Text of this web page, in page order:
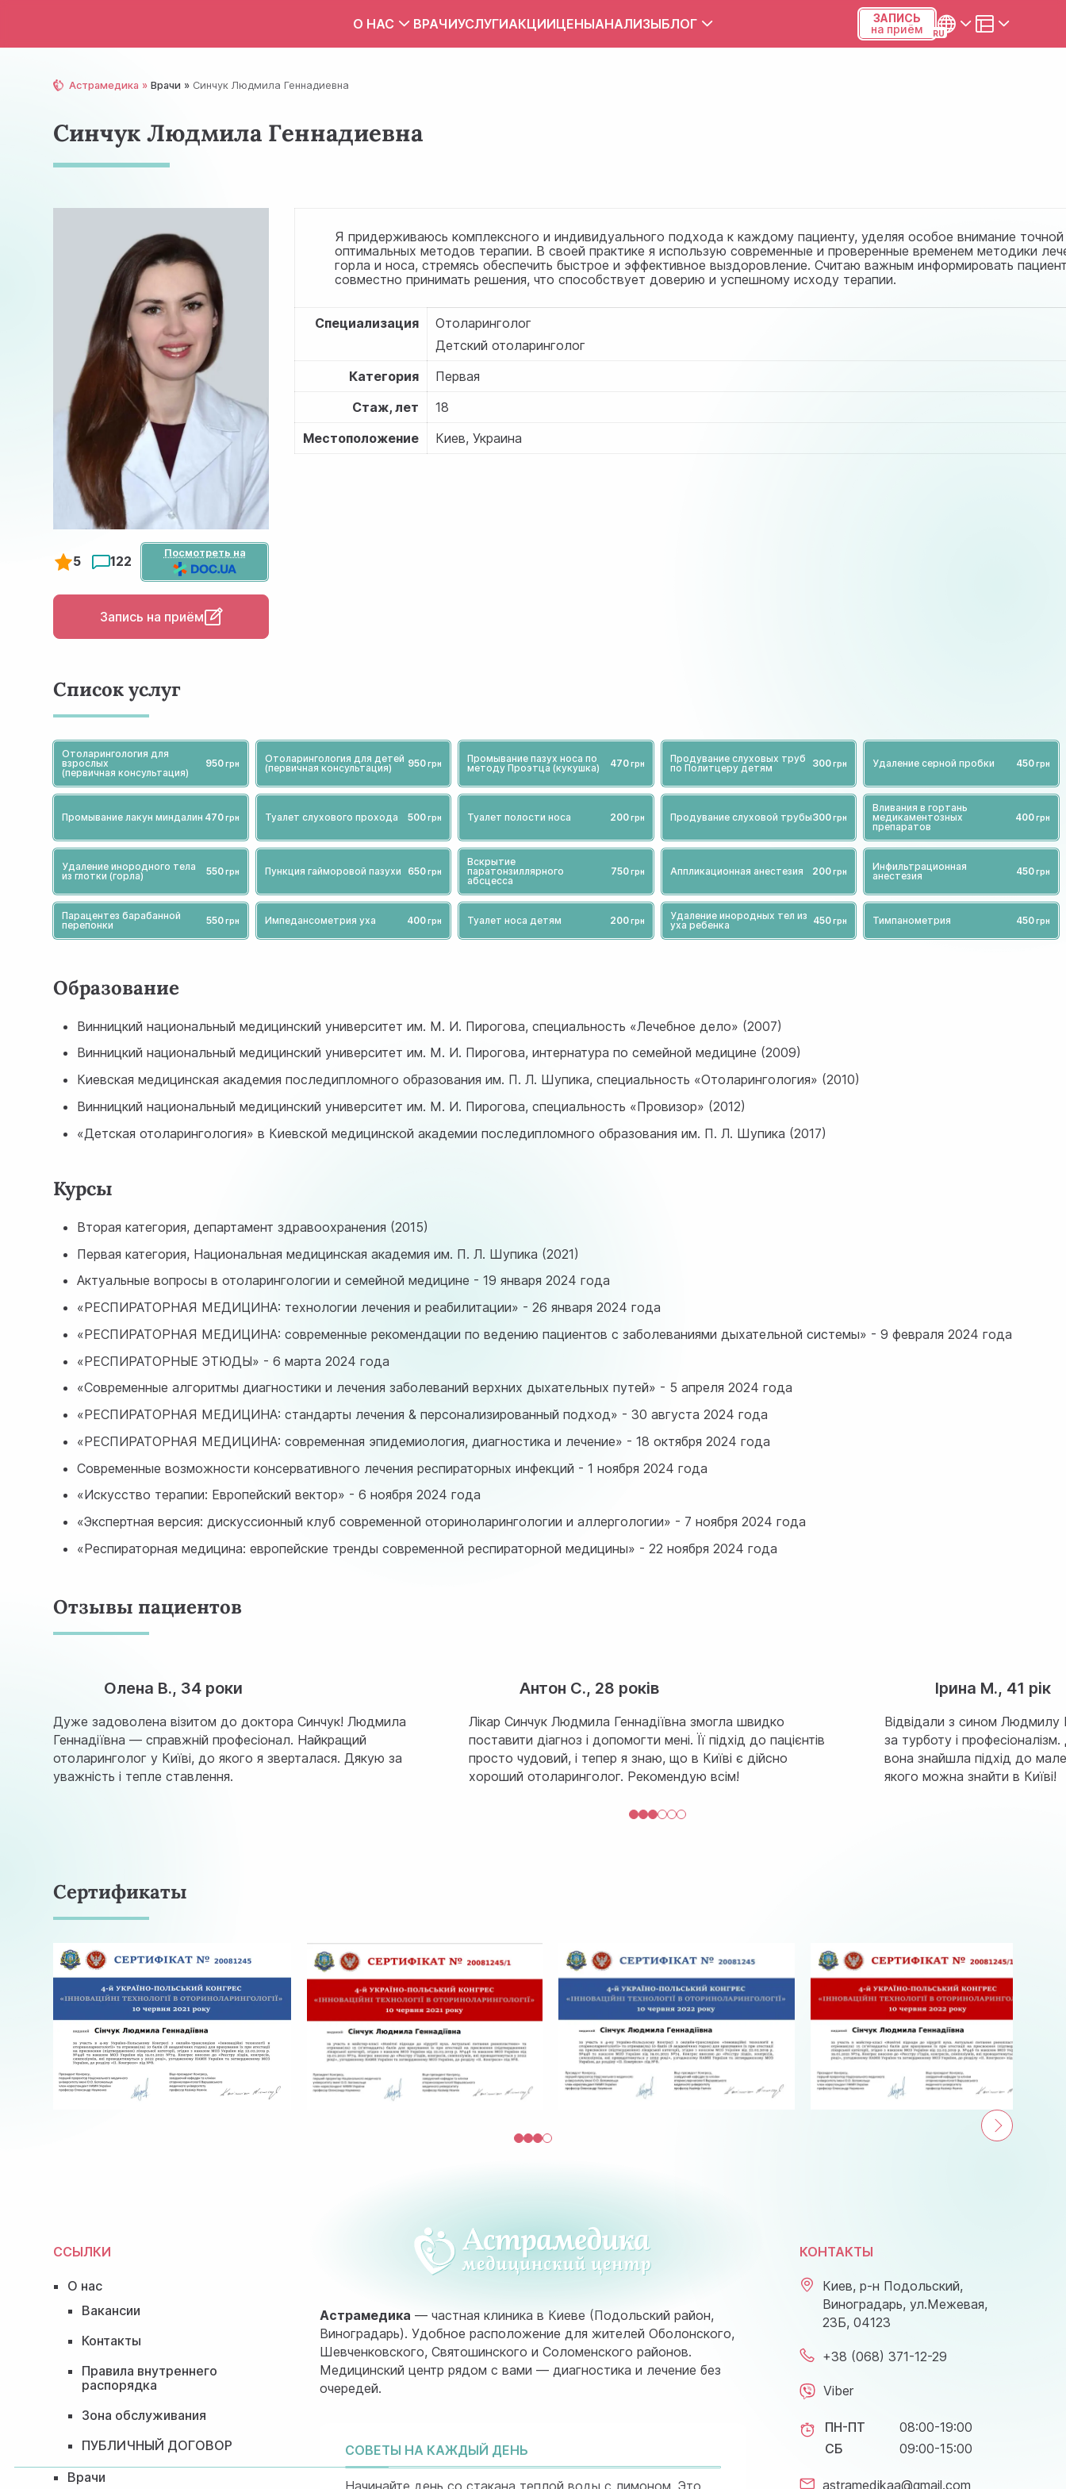
О НАС ВРАЧИУСЛУГИАКЦИИЦЕНЫАНАЛИЗЫБЛОГ
ЗАПИСЬ
на приём
Viber
СБ
09:00-15:00
Астрамедика Врачи Синчук Людмила Геннадиевна
Синчук Людмила Геннадиевна
5 122
Посмотреть на
Запись на приём
Я придерживаюсь комплексного и индивидуального подхода к каждому пациенту, уделяя особое внимание
оптимальных методов терапии. В своей практике я использую современные и проверенные временем методики
горла и носа, стремясь обеспечить быстрое и эффективное выздоровление. Считаю важным информировать
совместно принимать решения, что способствует доверию и успешному исходу терапии.
Специализация
Отоларинголог
Детский отоларинголог
Категория
Первая
Стаж, лет
18
Местоположение
Киев, Украина
Список услуг
Отолaрингология для
взрослых
(первичная консультация)
950
Отоларингология для детей
(первичная консультация)
950
Промывание пазух носа по
методу Проэтца (кукушка)
470
Продувание слуховых труб
по Политцеру детям
300 Удаление серной пробки 450
Промывание лакун миндалин 470 Туалет слухового прохода 500 Туалет полости носа 200 Продувание слуховой трубы300
Вливания в гортань
медикаментозных
препаратов
400
Удаление инородного тела
из глотки (горла)
550 Пункция гайморовой пазухи 650
Вскрытие
паратонзиллярного
абсцесса
750 Аппликационная анестезия 200
Инфильтрационная
анестезия
450
Парацентез барабанной
перепонки
550 Импедансометрия уха 400 Туалет носа детям 200
Удаление инородных тел из
уха ребенка
450 Тимпанометрия 450
Образование
Винницкий национальный медицинский университет им. М. И. Пирогова, специальность «Лечебное дело» (2007)
Винницкий национальный медицинский университет им. М. И. Пирогова, интернатура по семейной медицине (2009)
Киевская медицинская академия последипломного образования им. П. Л. Шупика, специальность «Отоларингология» (2010)
Винницкий национальный медицинский университет им. М. И. Пирогова, специальность «Провизор» (2012)
«Детская отоларингология» в Киевской медицинской академии последипломного образования им. П. Л. Шупика (2017)
Курсы
Вторая категория, департамент здравоохранения (2015)
Первая категория, Национальная медицинская академия им. П. Л. Шупика (2021)
Актуальные вопросы в отоларингологии и семейной медицине - 19 января 2024 года
«РЕСПИРАТОРНАЯ МЕДИЦИНА: технологии лечения и реабилитации» - 26 января 2024 года
«РЕСПИРАТОРНАЯ МЕДИЦИНА: современные рекомендации по ведению пациентов с заболеваниями дыхательной системы» - 9 февраля 2024 года
«РЕСПИРАТОРНЫЕ ЭТЮДЫ» - 6 марта 2024 года
«Современные алгоритмы диагностики и лечения заболеваний верхних дыхательных путей» - 5 апреля 2024 года
«РЕСПИРАТОРНАЯ МЕДИЦИНА: стандарты лечения & персонализированный подход» - 30 августа 2024 года
«РЕСПИРАТОРНАЯ МЕДИЦИНА: современная эпидемиология, диагностика и лечение» - 18 октября 2024 года
Современные возможности консервативного лечения респираторных инфекций - 1 ноября 2024 года
«Искусство терапии: Европейский вектор» - 6 ноября 2024 года
«Экспертная версия: дискуссионный клуб современной оториноларингологии и аллергологии» - 7 ноября 2024 года
«Респираторная медицина: европейские тренды современной респираторной медицины» - 22 ноября 2024 года
Отзывы пациентов
Олена В., 34 роки
Дуже задоволена візитом до доктора Синчук! Людмила
Геннадіївна — справжній професіонал. Найкращий
отоларинголог у Київі, до якого я зверталася. Дякую за
уважність і тепле ставлення.
Антон С., 28 років
Лікар Синчук Людмила Геннадіївна змогла швидко
поставити діагноз і допомогти мені. Її підхід до пацієнтів
просто чудовий, і тепер я знаю, що в Київі є дійсно
хороший отоларинголог. Рекомендую всім!
Ірина М., 41 рік
Відвідали з сином Людмилу
за турботу і
вона знайшла підхід до
якого можна знайти в Київі!
Сертификаты
ССЫЛКИ
О нас
Вакансии
Контакты
Правила внутреннего
распорядка
Зона обслуживания
ПУБЛИЧНЫЙ ДОГОВОР
Врачи
Астрамедика — частная клиника в Киеве (Подольский район,
Виноградарь). Удобное расположение для жителей Оболонского,
Шевченковского, Святошинского и Соломенского районов.
Медицинский центр рядом с вами — диагностика и лечение без
очередей.
СОВЕТЫ НА КАЖДЫЙ ДЕНЬ
КОНТАКТЫ
Киев, р-н Подольский,
Виноградарь, ул.Межевая,
23Б, 04123
+38 (068) 371-12-29
Viber
ПН-ПТ
08:00-19:00
СБ
09:00-15:00
astramedikaa@gmail.com